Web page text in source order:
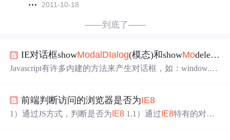
2011-10-18
——到底了——
IE对话框showModal DIalog(模态)和showModeless
Javascript有许多内建的方法来产生对话框，如：window.ale
持) showModelessDialog() (IE 5+ 支持) window.show
o dalDialog()方法
前端判断访问的浏览器是否为IE8
1）通过JS方式，判断是否为 IE8 1.1）通过 IE8特有的对